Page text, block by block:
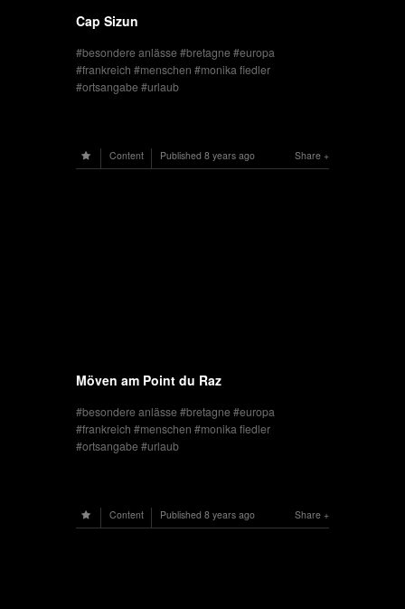
Cap Sizun
besondere anlässe bretagne europa
frankreich
menschen
monika fiedler
ortsangabe urlaub
Share
Content Published 8 years ago
Möven am Point du Raz
besondere anlässe bretagne europa
frankreich
menschen
monika fiedler
ortsangabe urlaub
Share
Content Published 8 years ago